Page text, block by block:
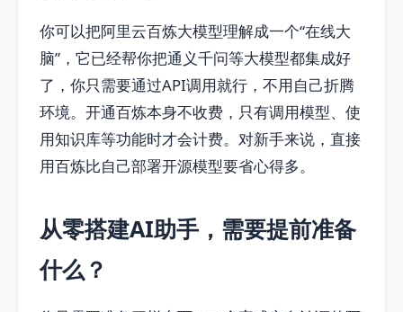
你可以把阿里云百炼大模型理解成一个“在线大
脑”，它已经帮你把通义千问等大模型都集成好
了，你只需要通过API调用就行，不用自己折腾
环境。开通百炼本身不收费，只有调用模型、使
用知识库等功能时才会计费。对新手来说，直接
用百炼比自己部署开源模型要省心得多。
从零搭建AI助手，需要提前准备
什么？